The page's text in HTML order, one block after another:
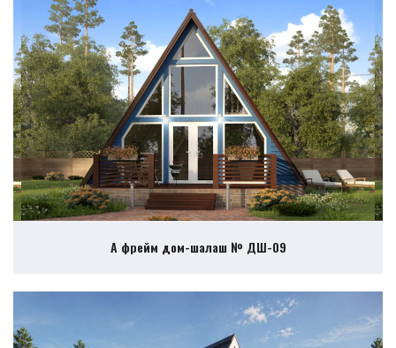
А фрейм дом-шалаш № ДШ-09